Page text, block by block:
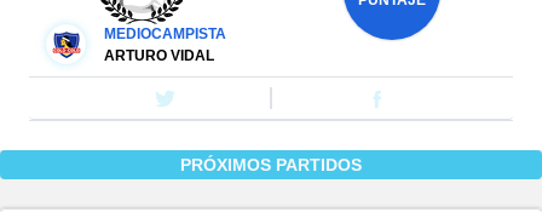
MEDIOCAMPISTA
ARTURO VIDAL
PRÓXIMOS PARTIDOS